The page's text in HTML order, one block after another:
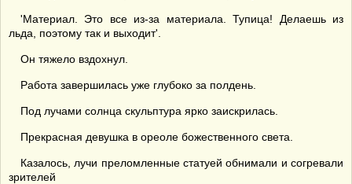
'Материал. Это все из-за материала. Тупица! Делаешь из
льда, поэтому так и выходит'.
Он тяжело вздохнул.
Работа завершилась уже глубоко за полдень.
Под лучами солнца скульптура ярко заискрилась.
Прекрасная девушка в ореоле божественного света.
Казалось, лучи преломленные статуей обнимали и согревали
зрителей